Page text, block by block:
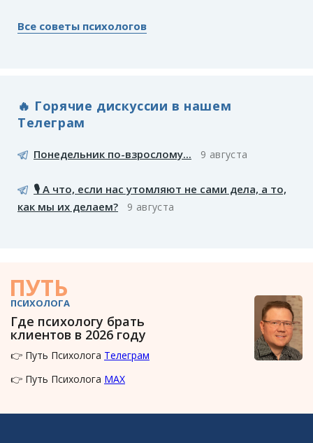
Все советы психологов
🔥 Горячие дискуссии в нашем
Телеграм
Понедельник по-взрослому... 9 августа
🎙️ А что, если нас утомляют не сами дела, а то,
как мы их делаем?
9 августа
ПУТЬ
ПСИХОЛОГА
Где психологу брать
клиентов в 2026 году
👉 Путь Психолога Телеграм
👉 Путь Психолога MAX